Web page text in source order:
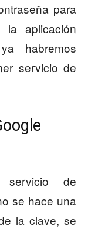
para
la aplicación
habremos
servicio de
de
se hace una
la clave, se